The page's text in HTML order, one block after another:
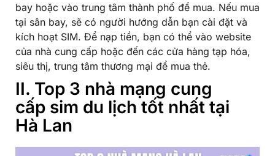
bay hoặc vào trung tâm thành phố để mua. Nếu mua
tại sân bay, sẽ có người hướng dẫn bạn cài đặt và
kích hoạt SIM. Để nạp tiền, bạn có thể vào website
của nhà cung cấp hoặc đến các cửa hàng tạp hóa,
siêu thị, trung tâm thương mại để mua thẻ.
II. Top 3 nhà mạng cung
cấp sim du lịch tốt nhất tại
Hà Lan